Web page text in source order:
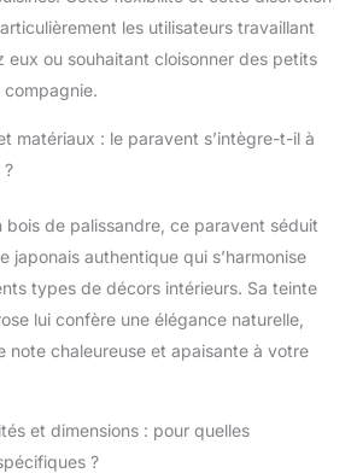
les utilisateurs travaillant
eux ou souhaitant cloisonner des petits
matériaux : le paravent s’intègre-t-il à
?
bois de palissandre, ce paravent séduit
japonais authentique qui s’harmonise
types de décors intérieurs. Sa teinte
lui confère une élégance naturelle,
note chaleureuse et apaisante à votre
et dimensions : pour quelles
?